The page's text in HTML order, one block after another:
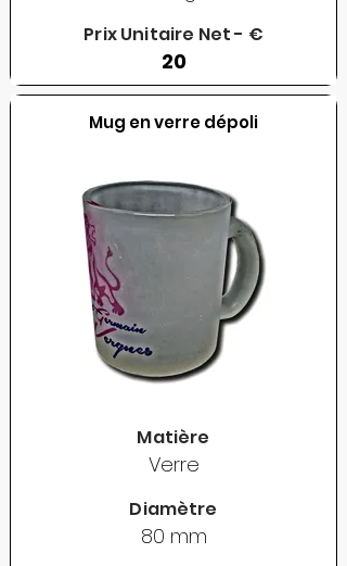
Prix Unitaire Net - €
20
Mug en verre dépoli
Matière
Verre
Diamètre
80 mm